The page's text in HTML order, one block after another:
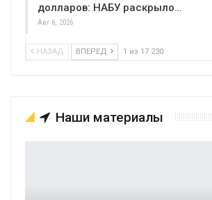
долларов: НАБУ раскрыло…
Авг 6, 2026
НАЗАД ВПЕРЕД 1 из 17 230
Наши материалы